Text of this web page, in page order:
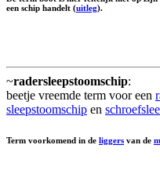
een schip handelt (uitleg).
~radersleepstoomschip:
beetje vreemde term voor een
sleepstoomschip en
Term voorkomend in de liggers van de